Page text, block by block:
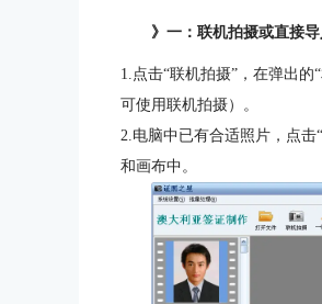
》一：联机拍摄或直接
1.点击“联机拍摄”，在弹出
可使用联机拍摄）。
2.电脑中已有合适照片，点
和画布中。